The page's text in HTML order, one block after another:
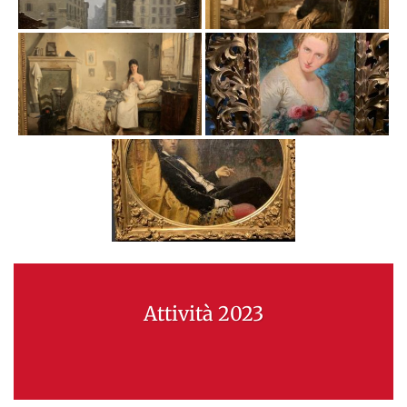
Attività 2023